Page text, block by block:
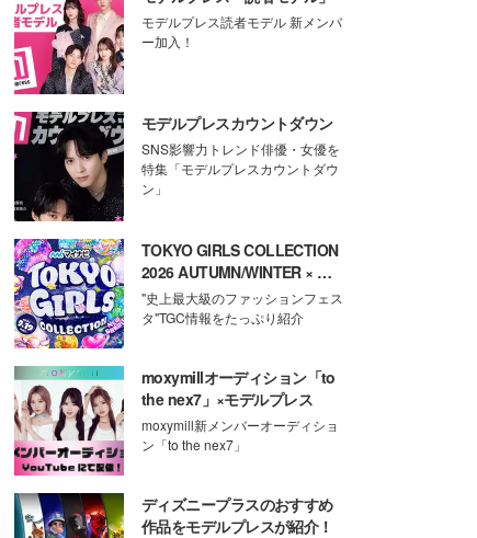
モデルプレス読者モデル 新メンバ
ー加入！
モデルプレスカウントダウン
SNS影響力トレンド俳優・女優を
特集「モデルプレスカウントダウ
ン」
TOKYO GIRLS COLLECTION
2026 AUTUMN/WINTER × モ
デルプレス
"史上最大級のファッションフェス
タ"TGC情報をたっぷり紹介
moxymillオーディション「to
the nex7」×モデルプレス
moxymill新メンバーオーディショ
ン「to the nex7」
ディズニープラスのおすすめ
作品をモデルプレスが紹介！